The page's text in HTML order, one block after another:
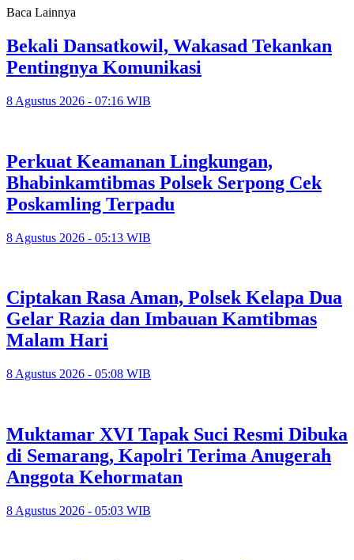
Baca Lainnya
Bekali Dansatkowil, Wakasad Tekankan
Pentingnya Komunikasi
8 Agustus 2026 - 07:16 WIB
Perkuat Keamanan Lingkungan,
Bhabinkamtibmas Polsek Serpong Cek
Poskamling Terpadu
8 Agustus 2026 - 05:13 WIB
Ciptakan Rasa Aman, Polsek Kelapa Dua
Gelar Razia dan Imbauan Kamtibmas
Malam Hari
8 Agustus 2026 - 05:08 WIB
Muktamar XVI Tapak Suci Resmi Dibuka
di Semarang, Kapolri Terima Anugerah
Anggota Kehormatan
8 Agustus 2026 - 05:03 WIB